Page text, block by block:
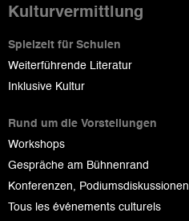
Kulturvermittlung
Spielzeit für Schulen
Weiterführende Literatur
Inklusive Kultur
Rund um die Vorstellungen
Workshops
Gespräche am Bühnenrand
Konferenzen, Podiumsdiskussionen
Tous les événements culturels